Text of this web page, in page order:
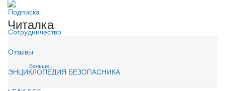
Подписка
Сотрудничество
Отзывы
ЭНЦИКЛОПЕДИЯ БЕЗОПАСНИКА
Читалка
Больше...